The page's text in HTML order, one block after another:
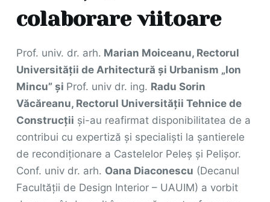
colaborare viitoare
Prof. univ. dr. arh. Marian Moiceanu, Rectorul
Universității de Arhitectură și Urbanism „Ion
Mincu” și Prof. univ dr. ing. Radu Sorin
Văcăreanu, Rectorul Universității Tehnice de
Construcții și-au reafirmat disponibilitatea de a
contribui cu expertiză și specialiști la șantierele
de recondiționare a Castelelor Peleș și Pelișor.
Conf. univ dr. arh. Oana Diaconescu (Decanul
Facultății de Design Interior – UAUIM) a vorbit